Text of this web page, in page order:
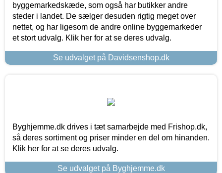
byggemarkedskæde, som også har butikker andre
steder i landet. De sælger desuden rigtig meget over
nettet, og har ligesom de andre online byggemarkeder
et stort udvalg. Klik her for at se deres udvalg.
Se udvalget på Davidsenshop.dk
Byghjemme.dk drives i tæt samarbejde med Frishop.dk,
så deres sortiment og priser minder en del om hinanden.
Klik her for at se deres udvalg.
Se udvalget på Byghjemme.dk